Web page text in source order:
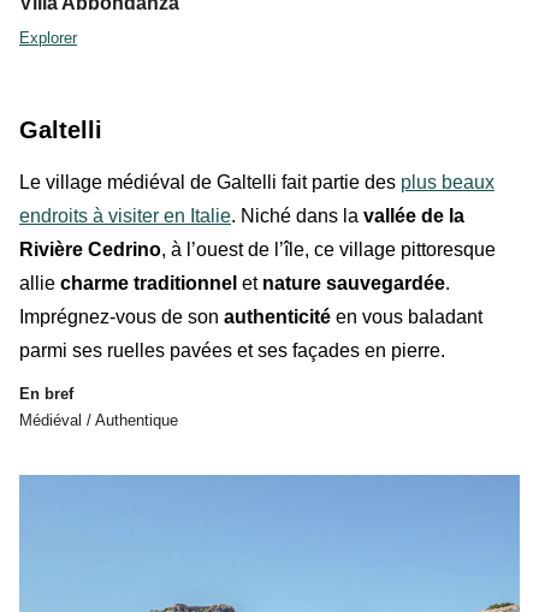
Explorer
Galtelli
Le village médiéval de Galtelli fait partie des plus beaux
endroits à visiter en Italie. Niché dans la vallée de la
Rivière Cedrino, à l’ouest de l’île, ce village pittoresque
allie charme traditionnel et nature sauvegardée.
Imprégnez-vous de son authenticité en vous baladant
parmi ses ruelles pavées et ses façades en pierre.
En bref
Médiéval / Authentique